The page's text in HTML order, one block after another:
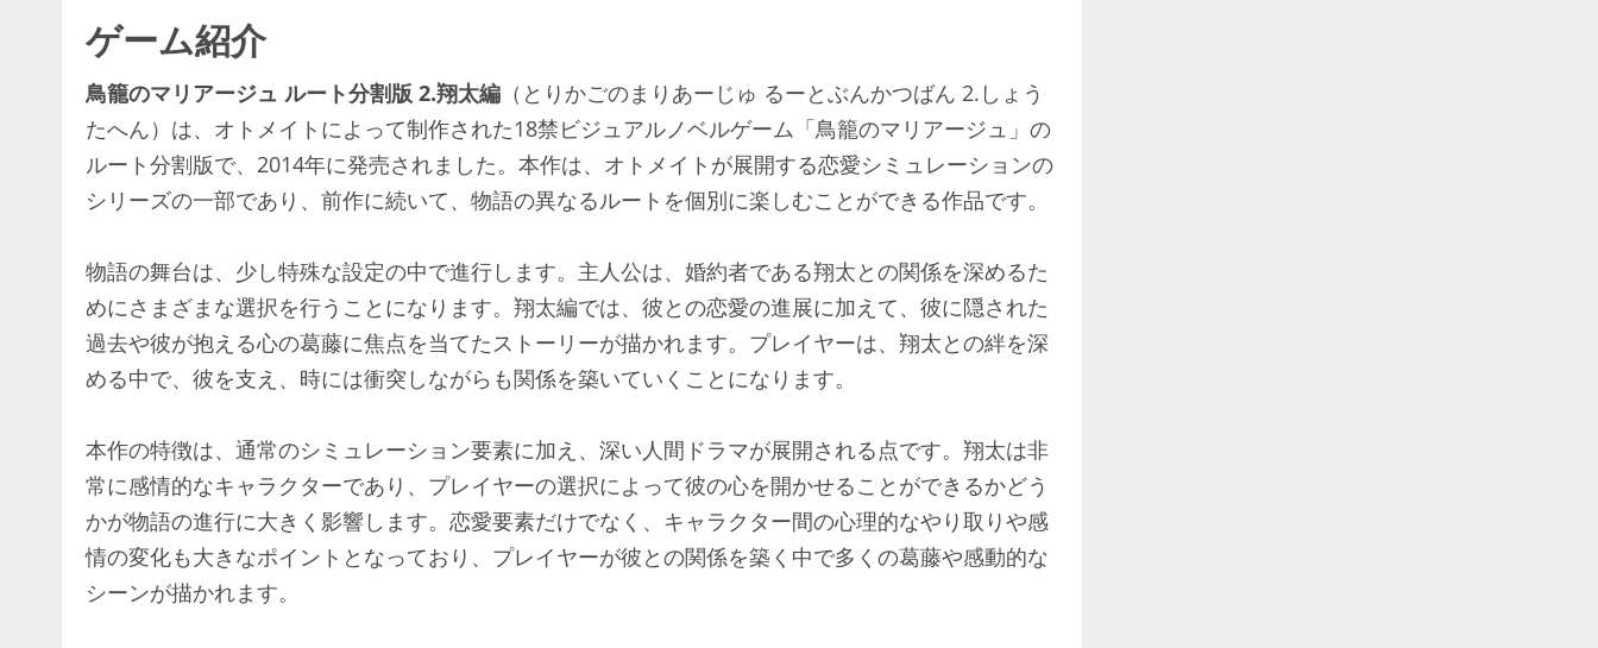
ゲーム紹介
鳥籠のマリアージュ ルート分割版 2.翔太編 （とりかごのまりあーじゅ るーとぶんかつばん 2.しょう
たへん）は、オトメイトによって制作された18禁ビジュアルノベルゲーム「鳥籠のマリアージュ」の
ルート分割版で、2014年に発売されました。本作は、オトメイトが展開する恋愛シミュレーションの
シリーズの一部であり、前作に続いて、物語の異なるルートを個別に楽しむことができる作品です。
物語の舞台は、少し特殊な設定の中で進行します。主人公は、婚約者である翔太との関係を深めるた
めにさまざまな選択を行うことになります。翔太編では、彼との恋愛の進展に加えて、彼に隠された
過去や彼が抱える心の葛藤に焦点を当てたストーリーが描かれます。プレイヤーは、翔太との絆を深
める中で、彼を支え、時には衝突しながらも関係を築いていくことになります。
本作の特徴は、通常のシミュレーション要素に加え、深い人間ドラマが展開される点です。翔太は非
常に感情的なキャラクターであり、プレイヤーの選択によって彼の心を開かせることができるかどう
かが物語の進行に大きく影響します。恋愛要素だけでなく、キャラクター間の心理的なやり取りや感
情の変化も大きなポイントとなっており、プレイヤーが彼との関係を築く中で多くの葛藤や感動的な
シーンが描かれます。